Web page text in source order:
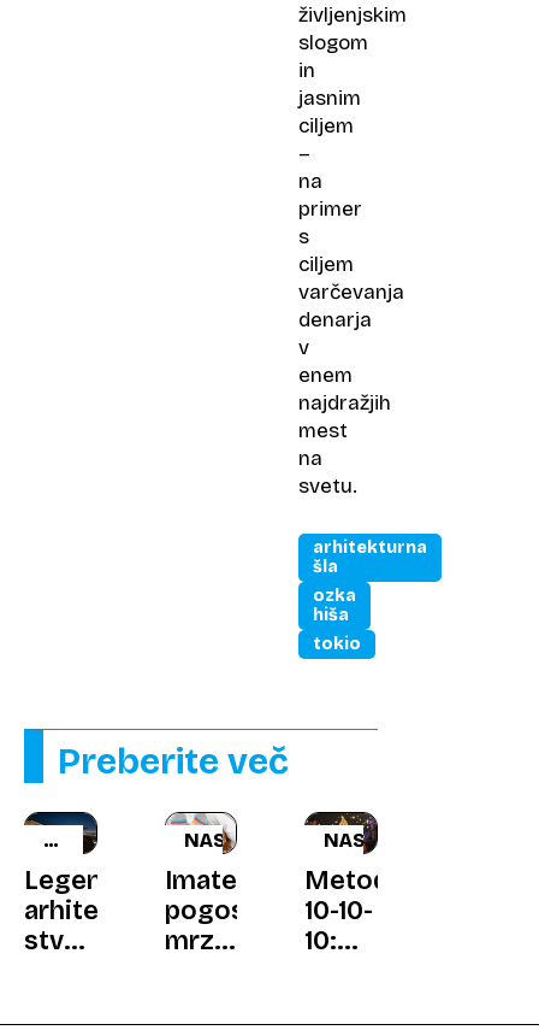
življenjskim
slogom
in
jasnim
ciljem
–
na
primer
s
ciljem
varčevanja
denarja
v
enem
najdražjih
mest
na
svetu.
arhitekturna
šla
ozka
hiša
tokio
Preberite več
LOS
Legendarna
arhitekturna
stvaritev
NASVET
Imate
pogosto
mrzle
NASVET
Metoda
10-10-
10: